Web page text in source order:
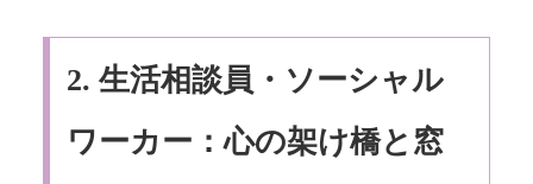
2.生活相談員・ソーシャル
ワーカー：心の架け橋と窓